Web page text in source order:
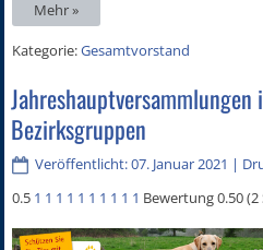
Mehr »
Kategorie:Gesamtvorstand
Jahreshauptversammlungen
Bezirksgruppen
Veröffentlicht: 07. Januar 2021 |
0.5 1 1 1 1 1 1 1 1 1 1 Bewertung 0.50